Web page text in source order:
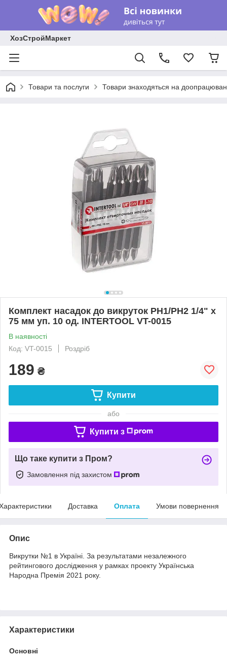
ХозСтройМаркет
Товари та послуги Товари знаходяться на
Комплект насадок до викруток PH1/PH2 1/4" x
75 мм уп. 10 од. INTERTOOL VT-0015
В наявності
Код: VT-0015
Роздріб
189 ₴
Купити
або
Купити з
Що таке купити з Пром?
Замовлення під захистом
Доставка Оплата Умови повернення
Опис
Викрутки №1 в Україні. За результатами незалежного
рейтингового дослідження у рамках проекту Українська
Народна Премія 2021 року.
Характеристики
Основні